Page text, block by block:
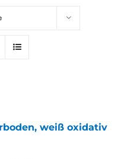
weiß oxidativ